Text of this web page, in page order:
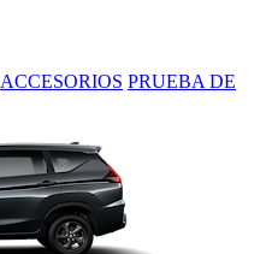
ACCESORIOS PRUEBA DE